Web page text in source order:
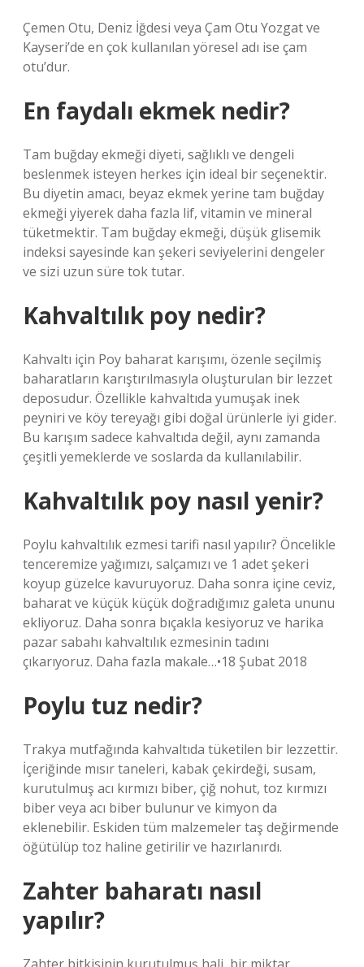
Çemen Otu, Deniz İğdesi veya Çam Otu Yozgat ve
Kayseri’de en çok kullanılan yöresel adı ise çam
otu’dur.
En faydalı ekmek nedir?
Tam buğday ekmeği diyeti, sağlıklı ve dengeli
beslenmek isteyen herkes için ideal bir seçenektir.
Bu diyetin amacı, beyaz ekmek yerine tam buğday
ekmeği yiyerek daha fazla lif, vitamin ve mineral
tüketmektir. Tam buğday ekmeği, düşük glisemik
indeksi sayesinde kan şekeri seviyelerini dengeler
ve sizi uzun süre tok tutar.
Kahvaltılık poy nedir?
Kahvaltı için Poy baharat karışımı, özenle seçilmiş
baharatların karıştırılmasıyla oluşturulan bir lezzet
deposudur. Özellikle kahvaltıda yumuşak inek
peyniri ve köy tereyağı gibi doğal ürünlerle iyi gider.
Bu karışım sadece kahvaltıda değil, aynı zamanda
çeşitli yemeklerde ve soslarda da kullanılabilir.
Kahvaltılık poy nasıl yenir?
Poylu kahvaltılık ezmesi tarifi nasıl yapılır? Öncelikle
tenceremize yağımızı, salçamızı ve 1 adet şekeri
koyup güzelce kavuruyoruz. Daha sonra içine ceviz,
baharat ve küçük küçük doğradığımız galeta ununu
ekliyoruz. Daha sonra bıçakla kesiyoruz ve harika
pazar sabahı kahvaltılık ezmesinin tadını
çıkarıyoruz. Daha fazla makale…•18 Şubat 2018
Poylu tuz nedir?
Trakya mutfağında kahvaltıda tüketilen bir lezzettir.
İçeriğinde mısır taneleri, kabak çekirdeği, susam,
kurutulmuş acı kırmızı biber, çiğ nohut, toz kırmızı
biber veya acı biber bulunur ve kimyon da
eklenebilir. Eskiden tüm malzemeler taş değirmende
öğütülüp toz haline getirilir ve hazırlanırdı.
Zahter baharatı nasıl
yapılır?